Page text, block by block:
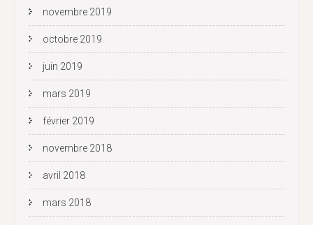
novembre 2019
octobre 2019
juin 2019
mars 2019
février 2019
novembre 2018
avril 2018
mars 2018